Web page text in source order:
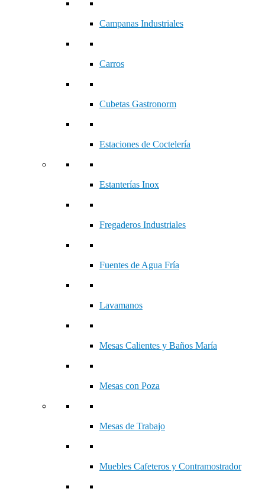
Campanas Industriales
Carros
Cubetas Gastronorm
Estaciones de Coctelería
Estanterías Inox
Fregaderos Industriales
Fuentes de Agua Fría
Lavamanos
Mesas Calientes y Baños María
Mesas con Poza
Mesas de Trabajo
Muebles Cafeteros y Contramostrador